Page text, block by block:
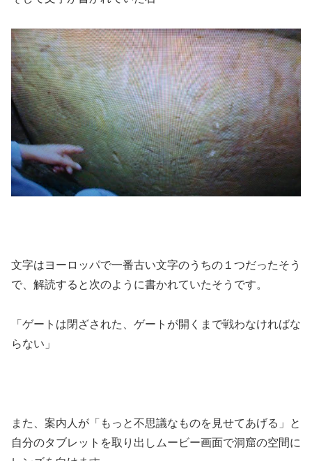
文字はヨーロッパで一番古い文字のうちの１つだったそう
で、解読すると次のように書かれていたそうです。
「ゲートは閉ざされた、ゲートが開くまで戦わなければな
らない」
また、案内人が「もっと不思議なものを見せてあげる」と
自分のタブレットを取り出しムービー画面で洞窟の空間に